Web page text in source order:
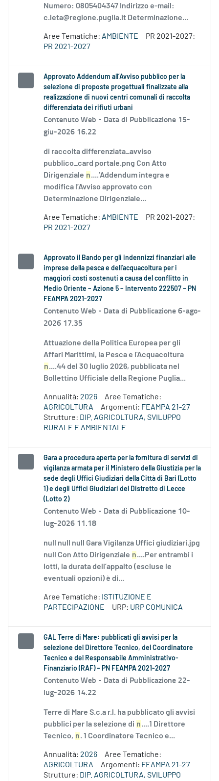
Numero: 0805404347 Indirizzo e-mail:
c.leta@regione.puglia.it Determinazione...
Aree Tematiche: AMBIENTE
PR 2021-2027:
PR 2021-2027
Approvato Addendum all’Avviso pubblico per la
selezione di proposte progettuali finalizzate alla
realizzazione di nuovi centri comunali di raccolta
differenziata dei rifiuti urbani
Contenuto Web - Data di Pubblicazione 15-
giu-2026 16.22
di raccolta differenziata_avviso
pubblico_card portale.png Con Atto
Dirigenziale n....’Addendum integra e
modifica l’Avviso approvato con
Determinazione Dirigenziale...
Aree Tematiche: AMBIENTE
PR 2021-2027:
PR 2021-2027
Approvato il Bando per gli indennizzi finanziari alle
imprese della pesca e dell'acquacoltura per i
maggiori costi sostenuti a causa del conflitto in
Medio Oriente – Azione 5 – Intervento 222507 – PN
FEAMPA 2021-2027
Contenuto Web - Data di Pubblicazione 6-ago-
2026 17.35
Attuazione della Politica Europea per gli
Affari Marittimi, la Pesca e l'Acquacoltura
n....44 del 30 luglio 2026, pubblicata nel
Bollettino Ufficiale della Regione Puglia...
Annualità: 2026
Aree Tematiche:
AGRICOLTURA
Argomenti: FEAMPA 21-27
Strutture: DIP. AGRICOLTURA, SVILUPPO
RURALE E AMBIENTALE
Gara a procedura aperta per la fornitura di servizi di
vigilanza armata per il Ministero della Giustizia per la
sede degli Uffici Giudiziari della Città di Bari (Lotto
1) e degli Uffici Giudiziari del Distretto di Lecce
(Lotto 2)
Contenuto Web - Data di Pubblicazione 10-
lug-2026 11.18
null null null Gara Vigilanza Uffici giudiziari.jpg
null Con Atto Dirigenziale n....Per entrambi i
lotti, la durata dell’appalto (escluse le
eventuali opzioni) è di...
Aree Tematiche: ISTITUZIONE E
PARTECIPAZIONE
URP: URP COMUNICA
GAL Terre di Mare: pubblicati gli avvisi per la
selezione del Direttore Tecnico, del Coordinatore
Tecnico e del Responsabile Amministrativo-
Finanziario (RAF) – PN FEAMPA 2021-2027
Contenuto Web - Data di Pubblicazione 22-
lug-2026 14.22
Terre di Mare S.c.a r.l. ha pubblicato gli avvisi
pubblici per la selezione di n....1 Direttore
Tecnico, n. 1 Coordinatore Tecnico e...
Annualità: 2026
Aree Tematiche:
AGRICOLTURA
Argomenti: FEAMPA 21-27
Strutture: DIP. AGRICOLTURA, SVILUPPO